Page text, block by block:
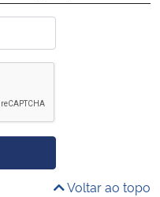
Voltar ao topo